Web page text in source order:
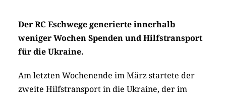
Der RC Eschwege generierte innerhalb
weniger Wochen Spenden und Hilfstransport
für die Ukraine.
Am letzten Wochenende im März startete der
zweite Hilfstransport in die Ukraine, der im